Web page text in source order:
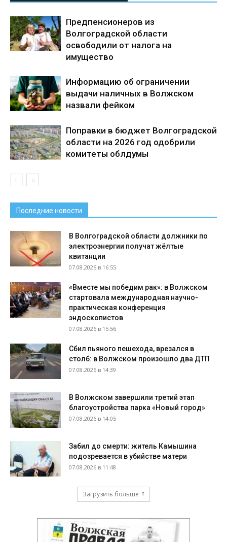
Предпенсионеров из
Волгоградской области
освободили от налога на
имущество
Информацию об ограничении
выдачи наличных в Волжском
назвали фейком
Поправки в бюджет Волгоградской
области на 2026 год одобрили
комитеты облдумы
Последние новости
В Волгоградской области должники по
электроэнергии получат жёлтые
квитанции
07.08.2026 в 16:55
«Вместе мы победим рак»: в Волжском
стартовала международная научно-
практическая конференция
эндоскопистов
07.08.2026 в 15:56
Сбил пьяного пешехода, врезался в
столб: в Волжском произошло два ДТП
07.08.2026 в 14:39
В Волжском завершили третий этап
благоустройства парка «Новый город»
07.08.2026 в 14:05
Забил до смерти: житель Камышина
подозревается в убийстве матери
07.08.2026 в 11:48
Загрузить больше